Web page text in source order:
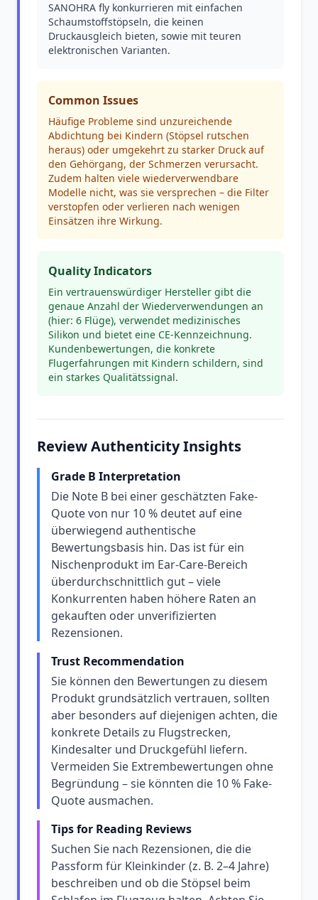
SANOHRA fly konkurrieren mit einfachen
Schaumstoffstöpseln, die keinen
Druckausgleich bieten, sowie mit teuren
elektronischen Varianten.
Common Issues
Häufige Probleme sind unzureichende
Abdichtung bei Kindern (Stöpsel rutschen
heraus) oder umgekehrt zu starker Druck auf
den Gehörgang, der Schmerzen verursacht.
Zudem halten viele wiederverwendbare
Modelle nicht, was sie versprechen – die Filter
verstopfen oder verlieren nach wenigen
Einsätzen ihre Wirkung.
Quality Indicators
Ein vertrauenswürdiger Hersteller gibt die
genaue Anzahl der Wiederverwendungen an
(hier: 6 Flüge), verwendet medizinisches
Silikon und bietet eine CE-Kennzeichnung.
Kundenbewertungen, die konkrete
Flugerfahrungen mit Kindern schildern, sind
ein starkes Qualitätssignal.
Review Authenticity Insights
Grade B Interpretation
Die Note B bei einer geschätzten Fake-
Quote von nur 10 % deutet auf eine
überwiegend authentische
Bewertungsbasis hin. Das ist für ein
Nischenprodukt im Ear-Care-Bereich
überdurchschnittlich gut – viele
Konkurrenten haben höhere Raten an
gekauften oder unverifizierten
Rezensionen.
Trust Recommendation
Sie können den Bewertungen zu diesem
Produkt grundsätzlich vertrauen, sollten
aber besonders auf diejenigen achten, die
konkrete Details zu Flugstrecken,
Kindesalter und Druckgefühl liefern.
Vermeiden Sie Extrembewertungen ohne
Begründung – sie könnten die 10 % Fake-
Quote ausmachen.
Tips for Reading Reviews
Suchen Sie nach Rezensionen, die die
Passform für Kleinkinder (z. B. 2–4 Jahre)
beschreiben und ob die Stöpsel beim